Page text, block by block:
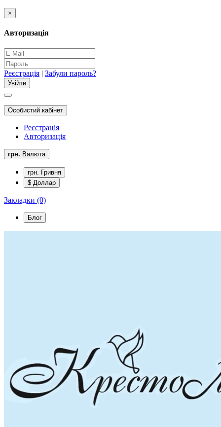
×
Авторизація
Реєстрація | Забули пароль?
Особистий кабінет
Реєстрація
Авторизація
грн. Валюта
грн. Гривня
$ Доллар
Закладки (0)
Блог